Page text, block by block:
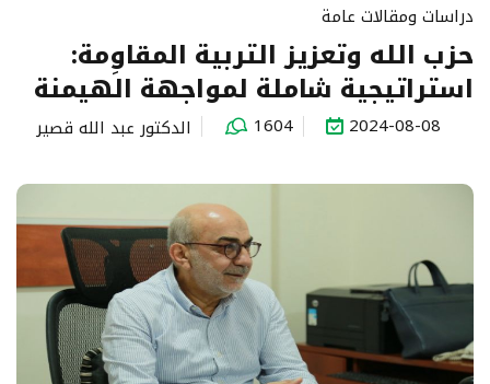
دراسات ومقالات عامة
حزب الله وتعزيز التربية المقاوِمة:
استراتيجية شاملة لمواجهة الهيمنة
2024-08-08
1604 الدكتور عبد الله قصير